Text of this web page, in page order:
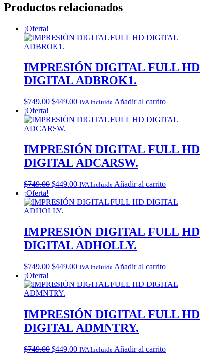
Productos relacionados
¡Oferta!
IMPRESIÓN DIGITAL FULL HD
DIGITAL ADBROK1.
$749.00 Original
was:
$749.00.
$449.00Current
is:
IVA Incluido Añadir al carrito
¡Oferta!
IMPRESIÓN DIGITAL FULL HD
DIGITAL ADCARSW.
$749.00 Original
was:
$749.00.
$449.00Current
is:
IVA Incluido Añadir al carrito
¡Oferta!
IMPRESIÓN DIGITAL FULL HD
DIGITAL ADHOLLY.
$749.00 Original
was:
$749.00.
$449.00Current
is:
IVA Incluido Añadir al carrito
¡Oferta!
IMPRESIÓN DIGITAL FULL HD
DIGITAL ADMNTRY.
$749.00 Original
$449.00Current
IVA Incluido Añadir al carrito